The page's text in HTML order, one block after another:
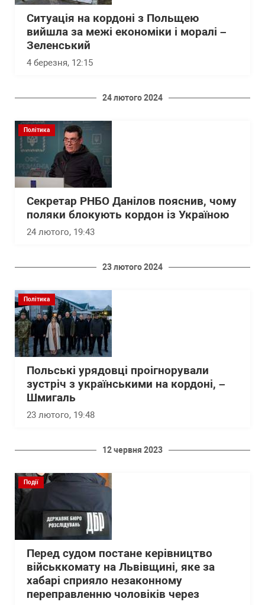
Ситуація на кордоні з Польщею
вийшла за межі економіки і моралі –
Зеленський
4 березня, 12:15
24 лютого 2024
Політика
Секретар РНБО Данілов пояснив, чому
поляки блокують кордон із Україною
24 лютого, 19:43
23 лютого 2024
Політика
Польські урядовці проігнорували
зустріч з українськими на кордоні, –
Шмигаль
23 лютого, 19:48
12 червня 2023
Події
Перед судом постане керівництво
військкомату на Львівщині, яке за
хабарі сприяло незаконному
переправленню чоловіків через